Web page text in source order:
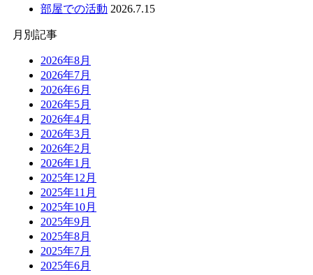
部屋での活動 2026.7.15
月別記事
2026年8月
2026年7月
2026年6月
2026年5月
2026年4月
2026年3月
2026年2月
2026年1月
2025年12月
2025年11月
2025年10月
2025年9月
2025年8月
2025年7月
2025年6月